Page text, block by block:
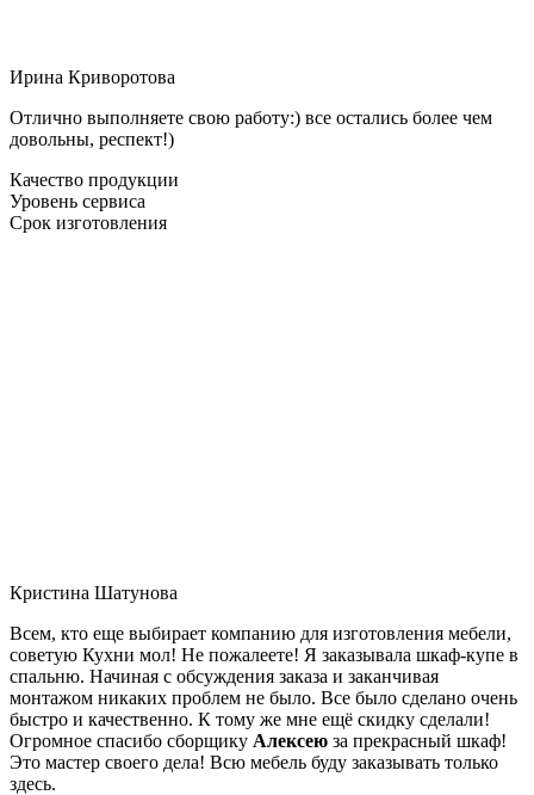
Ирина Криворотова
Отлично выполняете свою работу:) все остались более чем
довольны, респект!)
Качество продукции
Уровень сервиса
Срок изготовления
Кристина Шатунова
Всем, кто еще выбирает компанию для изготовления мебели,
советую Кухни мол! Не пожалеете! Я заказывала шкаф-купе в
спальню. Начиная с обсуждения заказа и заканчивая
монтажом никаких проблем не было. Все было сделано очень
быстро и качественно. К тому же мне ещё скидку сделали!
Огромное спасибо сборщику Алексею за прекрасный шкаф!
Это мастер своего дела! Всю мебель буду заказывать только
здесь.